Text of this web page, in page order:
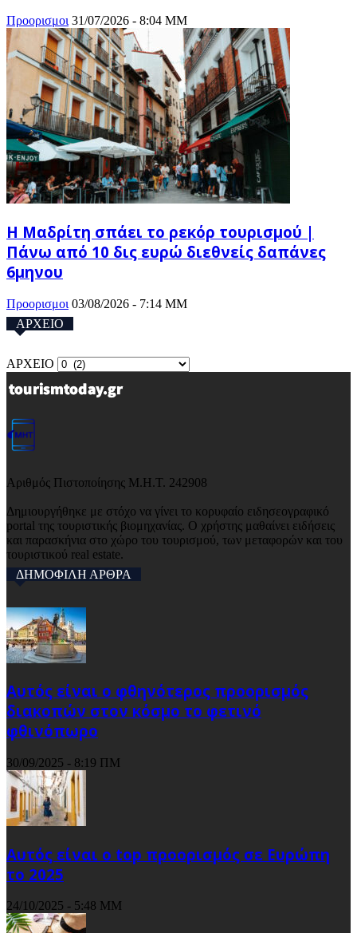
Προορισμοι 31/07/2026 - 8:04 ΜΜ
Η Μαδρίτη σπάει το ρεκόρ τουρισμού |
Πάνω από 10 δις ευρώ διεθνείς δαπάνες
6μηνου
Προορισμοι 03/08/2026 - 7:14 ΜΜ
ΑΡΧΕΙΟ
ΑΡΧΕΙΟ
Αριθμός Πιστοποίησης Μ.Η.Τ. 242908
Δημιουργήθηκε με στόχο να γίνει το κορυφαίο ειδησεογραφικό
portal της τουριστικής βιομηχανίας. Ο χρήστης μαθαίνει ειδήσεις
και παρασκήνια στο χώρο του τουρισμού, των μεταφορών και του
τουριστικού real estate.
ΔΗΜΟΦΙΛΗ ΑΡΘΡΑ
Αυτός είναι ο φθηνότερος προορισμός
διακοπών στον κόσμο το φετινό
φθινόπωρο
30/09/2025 - 8:19 ΠΜ
Αυτός είναι ο top προορισμός σε Ευρώπη
το 2025
24/10/2025 - 5:48 ΜΜ